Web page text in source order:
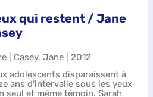
qui restent / Jane
| Casey, Jane | 2012
adolescents disparaissent à
ans d'intervalle sous les yeux
seul et même témoin. Sarah